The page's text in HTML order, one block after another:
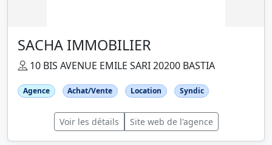
SACHA IMMOBILIER
10 BIS AVENUE EMILE SARI 20200 BASTIA
Agence Achat/Vente Location Syndic
Voir les détails Site web de l'agence